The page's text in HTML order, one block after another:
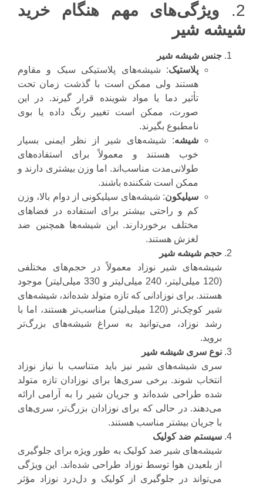
2.
ویژگی‌های مهم هنگام خرید
شیشه شیر
جنس شیشه شیر
پلاستیک: شیشه‌های پلاستیکی سبک و مقاوم
هستند ولی ممکن است با گذشت زمان تحت
تأثیر دما یا مواد شوینده قرار گیرند. در این
صورت، ممکن است تغییر رنگ داده یا بوی
نامطبوع بگیرند.
شیشه: شیشه‌های شیر از نظر ایمنی بسیار
خوب هستند و معمولاً برای استفاده‌های
طولانی‌مدت مناسب‌اند. اما وزن بیشتری دارند و
ممکن است شکننده باشند.
سیلیکون: شیشه‌های سیلیکونی از دوام بالا، وزن
کم و راحتی بیشتر برای استفاده در فضاهای
مختلف برخوردارند. این شیشه‌ها همچنین ضد
لغزش هستند.
حجم شیشه شیر
شیشه‌های شیر نوزاد معمولاً در حجم‌های مختلفی
(120 میلی‌لیتر، 240 میلی‌لیتر و 330 میلی‌لیتر) موجود
هستند. برای نوزادانی که تازه متولد شده‌اند، شیشه‌های
شیر کوچک‌تر (120 میلی‌لیتر) مناسب‌تر هستند، اما با
رشد نوزاد، می‌توانید به سراغ شیشه‌های بزرگ‌تر
بروید.
نوع سری شیشه شیر
سری شیشه‌های شیر نیز باید متناسب با نیاز نوزاد
انتخاب شوند. برخی سری‌ها برای نوزادان تازه متولد
شده طراحی شده‌اند و جریان شیر را به آرامی ارائه
می‌دهند. در حالی که برای نوزادان بزرگ‌تر، سری‌های
با جریان بیشتر مناسب هستند.
سیستم ضد کولیک
شیشه‌های شیر ضد کولیک به طور ویژه برای جلوگیری
از بلعیدن هوا توسط نوزاد طراحی شده‌اند. این ویژگی
می‌تواند در جلوگیری از کولیک و دل‌درد نوزاد مؤثر